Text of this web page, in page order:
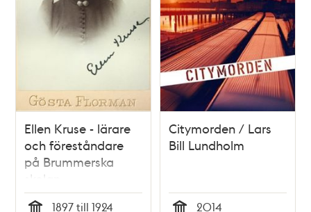
Ellen Kruse - lärare
och föreståndare
på Brummerska
skolan
1897 till 1924
Citymorden / Lars
Bill Lundholm
2014